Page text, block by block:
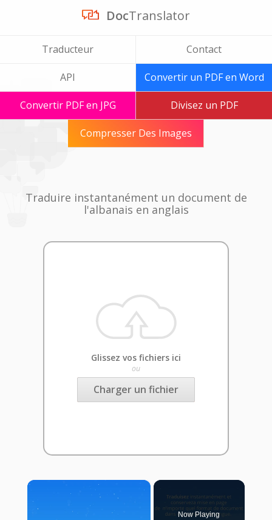
DocTranslator
Traducteur Contact
API Convertir un PDF en Word
Convertir PDF en JPG Divisez un PDF
Compresser Des Images
Traduire instantanément un document de
l'albanais en anglais
Glissez vos fichiers ici
ou
Charger un fichier
×
Now Playing